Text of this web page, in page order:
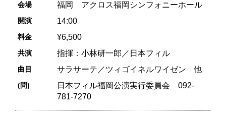
会場 福岡 アクロス福岡シンフォニーホール
開演 14:00
料金 ¥6,500
共演 指揮：小林研一郎／日本フィル
曲目 サラサーテ／ツィゴイネルワイゼン 他
(問)
日本フィル福岡公演実行委員会 092-
781-7270